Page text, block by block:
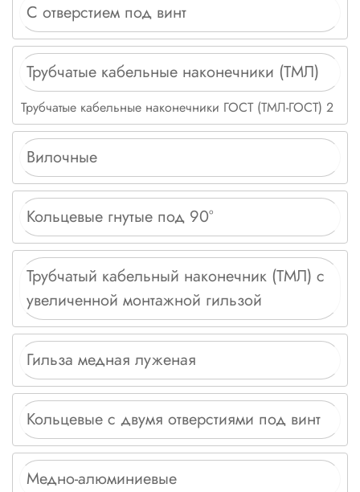
С отверстием под винт
Трубчатые кабельные наконечники (ТМЛ)
Трубчатые кабельные наконечники ГОСТ (ТМЛ-ГОСТ) 2
Вилочные
Кольцевые гнутые под 90°
Трубчатый кабельный наконечник (ТМЛ) с
увеличенной монтажной гильзой
Гильза медная луженая
Кольцевые с двумя отверстиями под винт
Медно-алюминиевые